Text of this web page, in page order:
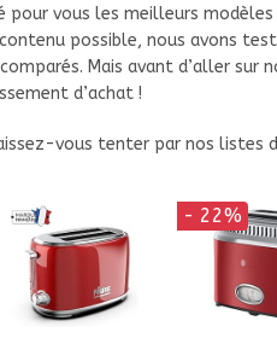
vous les meilleurs
possible, nous avons
Mais avant d’aller sur
d’achat !
vous tenter par nos listes
- 22%